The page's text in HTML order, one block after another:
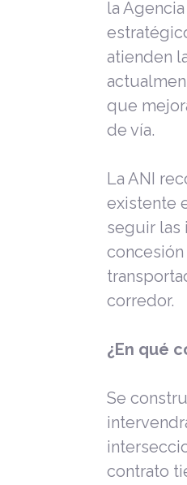
la
atienden
que
de vía.
La ANI
existente
seguir las
corredor.
¿En qué
Se
contrato